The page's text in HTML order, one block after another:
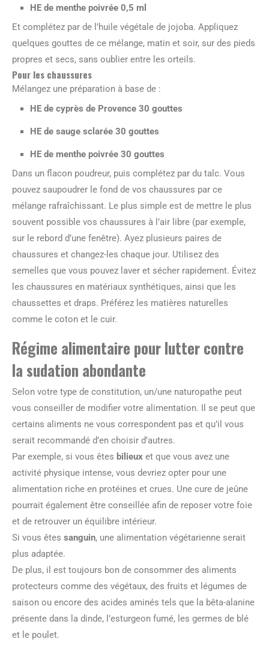
HE de menthe poivrée 0,5 ml
Et complétez par de l’huile végétale de jojoba. Appliquez
quelques gouttes de ce mélange, matin et soir, sur des pieds
propres et secs, sans oublier entre les orteils.
Pour les chaussures
Mélangez une préparation à base de :
HE de cyprès de Provence 30 gouttes
HE de sauge sclarée 30 gouttes
HE de menthe poivrée 30 gouttes
Dans un flacon poudreur, puis complétez par du talc. Vous
pouvez saupoudrer le fond de vos chaussures par ce
mélange rafraîchissant. Le plus simple est de mettre le plus
souvent possible vos chaussures à l’air libre (par exemple,
sur le rebord d’une fenêtre). Ayez plusieurs paires de
chaussures et changez-les chaque jour. Utilisez des
semelles que vous pouvez laver et sécher rapidement. Évitez
les chaussures en matériaux synthétiques, ainsi que les
chaussettes et draps. Préférez les matières naturelles
comme le coton et le cuir.
Régime alimentaire pour lutter contre
la sudation abondante
Selon votre type de constitution, un/une naturopathe peut
vous conseiller de modifier votre alimentation. Il se peut que
certains aliments ne vous correspondent pas et qu’il vous
serait recommandé d’en choisir d’autres.
Par exemple, si vous êtes bilieux et que vous avez une
activité physique intense, vous devriez opter pour une
alimentation riche en protéines et crues. Une cure de jeûne
pourrait également être conseillée afin de reposer votre foie
et de retrouver un équilibre intérieur.
Si vous êtes sanguin, une alimentation végétarienne serait
plus adaptée.
De plus, il est toujours bon de consommer des aliments
protecteurs comme des végétaux, des fruits et légumes de
saison ou encore des acides aminés tels que la bêta-alanine
présente dans la dinde, l’esturgeon fumé, les germes de blé
et le poulet.